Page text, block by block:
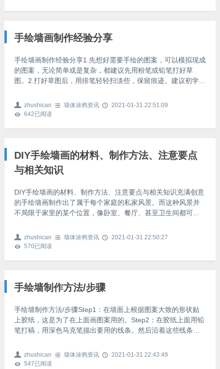
手绘墙画制作经验分享
手绘墙画制作经验分享1.先想好需要手绘的图案，可以模拟现成
的图案，无论简单或是复杂，都建议先用粉笔或铅笔打好草
图。2.打好草图后，用排笔轻轻扫淡些，保留痕迹。建议初学者
上涂料了，要根据图案线条的粗细和上颜色面积的大小，选择
使用大中小号的毛笔或是排笔，接着根据个人喜好把涂料画上
zhushican 墙体涂鸦资讯
2021-01-31 22:51:09
642已阅读
DIY手绘墙画的材料、制作方法、注意要点
与相关知识
DIY手绘墙画的材料、制作方法、注意要点与相关知识充满创意
的手绘墙画制作出了属于每个家庭的私家风景。而这种风景并
不局限于家里的某个位置，像卧室、餐厅、甚至卫生间都可以
注意的。1、首先墙画的图案和色彩要服从整体设计风格。比如
您家是中式风格，那就要求墙画图案的色彩主要是比较传统的
多为经过处
zhushican 墙体涂鸦资讯
2021-01-31 22:50:27
570已阅读
手绘墙制作方法/步骤
手绘墙制作方法/步骤Step1：在墙面上根据图案大致的形状贴
上胶纸，这是为了在上面画图案用的。Step2：在胶纸上面用铅
笔打稿，用深色马克笔描出要用的线条。然后沿着这些线条将
料污染。Step4：为了使颜料漆出来的效果更好，在图案上先上
一层白色的底漆。Step5：在图案部位喷涂或刷涂颜色。Tips：
zhushican 墙体涂鸦资讯
2021-01-31 22:43:49
547已阅读